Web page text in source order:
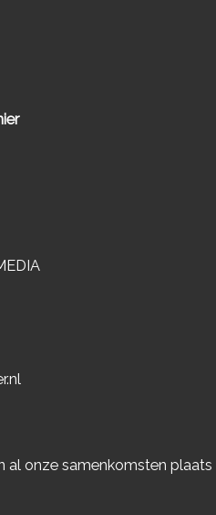
al onze samenkomsten plaats